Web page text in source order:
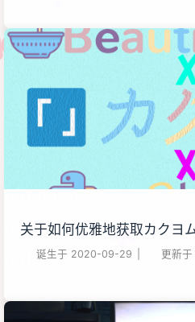
关于如何优雅地获取カクヨ
诞生于 2020-09-29 更新于